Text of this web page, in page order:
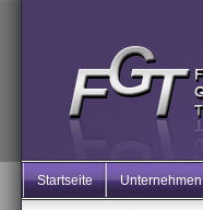
Startseite Unternehmen